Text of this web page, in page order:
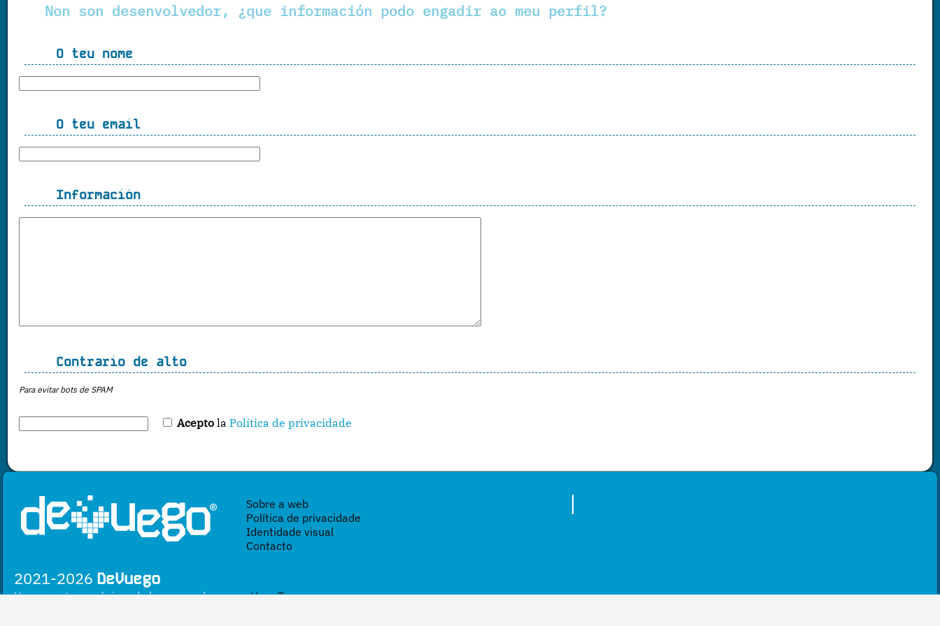
Non son desenvolvedor, ¿que información podo engadir ao meu perfil?
O teu nome
O teu email
Información
Contrario de alto
Para evitar bots de SPAM
Acepto laPolítica de privacidade
|
Sobre a web
Política de privacidade
Identidade visual
Contacto
2021-2026 DeVuego
Un proxecto sen ánimo de lucro creado por Yova Turnes